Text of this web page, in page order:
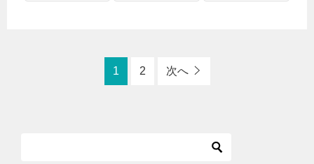
1 2 次へ